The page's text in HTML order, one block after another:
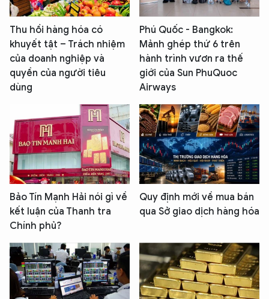
Thu hồi hàng hóa có
khuyết tật – Trách nhiệm
của doanh nghiệp và
quyền của người tiêu
dùng
Phú Quốc - Bangkok:
Mảnh ghép thứ 6 trên
hành trình vươn ra thế
giới của Sun PhuQuoc
Airways
Bảo Tín Mạnh Hải nói gì về
kết luận của Thanh tra
Chính phủ?
Quy định mới về mua bán
qua Sở giao dịch hàng hóa